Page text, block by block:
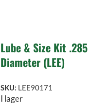
Lube & Size Kit .285
Diameter (LEE)
SKU: LEE90171
I lager